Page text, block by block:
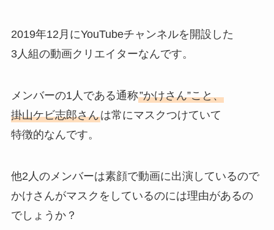
2019年12月にYouTubeチャンネルを開設した
3人組の動画クリエイターなんです。
メンバーの1人である通称”かけさん”こと、
掛山ケビ志郎さんは常にマスクつけていて
特徴的なんです。
他2人のメンバーは素顔で動画に出演しているので
かけさんがマスクをしているのには理由があるの
でしょうか？